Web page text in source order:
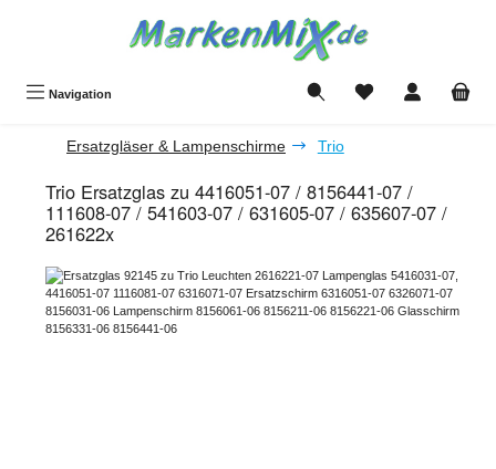
Navigation Du hast 0 Produkte
Ersatzgläser & Lampenschirme Trio
Trio Ersatzglas zu 4416051-07 / 8156441-07 /
111608-07 / 541603-07 / 631605-07 / 635607-07 /
261622x
Bildergalerie überspringen